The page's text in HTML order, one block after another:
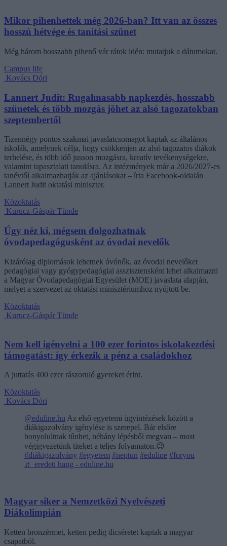
Mikor pihenhettek még 2026-ban? Itt van az összes
hosszú hétvége és tanítási szünet
Még három hosszabb pihenő vár rátok idén: mutatjuk a dátumokat.
Campus life
Kovács Dóri
Lannert Judit: Rugalmasabb napkezdés, hosszabb
szünetek és több mozgás jöhet az alsó tagozatokban
szeptembertől
Tizennégy pontos szakmai javaslatcsomagot kaptak az általános
iskolák, amelynek célja, hogy csökkenjen az alsó tagozatos diákok
terhelése, és több idő jusson mozgásra, kreatív tevékenységekre,
valamint tapasztalati tanulásra. Az intézmények már a 2026/2027-es
tanévtől alkalmazhatják az ajánlásokat – írta Facebook-oldalán
Lannert Judit oktatási miniszter.
Közoktatás
Kurucz-Gáspár Tünde
Úgy néz ki, mégsem dolgozhatnak
óvodapedagógusként az óvodai nevelők
Kizárólag diplomások lehetnek óvónők, az óvodai nevelőket
pedagógiai vagy gyógypedagógiai asszisztensként lehet alkalmazni
a Magyar Óvodapedagógiai Egyesület (MOE) javaslata alapján,
melyet a szervezet az oktatási minisztériumhoz nyújtott be.
Közoktatás
Kurucz-Gáspár Tünde
Nem kell igényelni a 100 ezer forintos iskolakezdési
támogatást: így érkezik a pénz a családokhoz
A juttatás 400 ezer rászoruló gyereket érint.
Közoktatás
Kovács Dóri
@eduline.hu Az első egyetemi ügyintézések között a
diákigazolvány igénylése is szerepel. Bár elsőre
bonyolultnak tűnhet, néhány lépésből megvan – most
végigvezetünk titeket a teljes folyamaton.😉
#diákigazolvány #egyetem #neptun #eduline #foryou
♬ eredeti hang - eduline.hu
Magyar siker a Nemzetközi Nyelvészeti
Diákolimpián
Ketten bronzérmet, ketten pedig dicséretet kaptak a magyar
csapatból.